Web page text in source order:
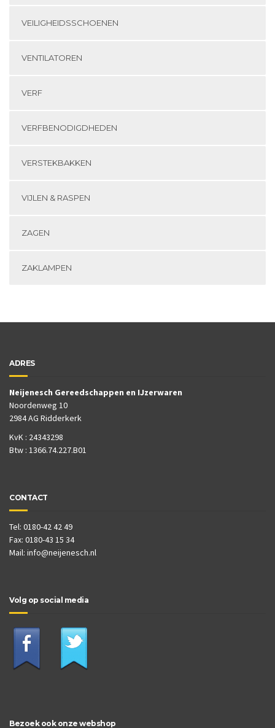
VEILIGHEIDSSCHOENEN
VENTILATOREN
VERF
VERFBENODIGDHEDEN
VERSTEKBAKKEN
VIJLEN & RASPEN
ZAGEN
ZAKLAMPEN
ADRES
Neijenesch Gereedschappen en IJzerwaren
Noordenweg 10
2984 AG Ridderkerk
KvK : 24343298
Btw : 1366.74.227.B01
CONTACT
Tel: 0180-42 42 49
Fax: 0180-43 15 34
Mail: info@neijenesch.nl
Volg op social media
Bezoek ook onze webshop